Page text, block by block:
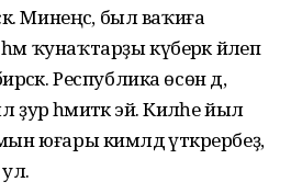
Минеңсә, был ваҡиға
ҡунаҡтарҙы күберәк йәлеп
Республика өсөн дә,
әһәмиәткә эйә. Киләһе йыл
юғары кимәлдә үткәрербеҙ,